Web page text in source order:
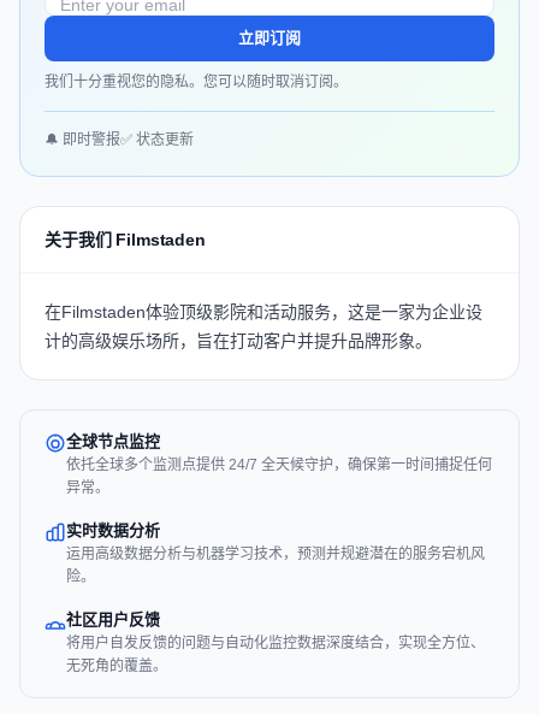
立即订阅
我们十分重视您的隐私。您可以随时取消订阅。
🔔 即时警报✅ 状态更新
关于我们 Filmstaden
在Filmstaden体验顶级影院和活动服务，这是一家为企业设
计的高级娱乐场所，旨在打动客户并提升品牌形象。
全球节点监控
依托全球多个监测点提供 24/7 全天候守护，确保第一时间捕捉任何
异常。
实时数据分析
运用高级数据分析与机器学习技术，预测并规避潜在的服务宕机风
险。
社区用户反馈
将用户自发反馈的问题与自动化监控数据深度结合，实现全方位、
无死角的覆盖。